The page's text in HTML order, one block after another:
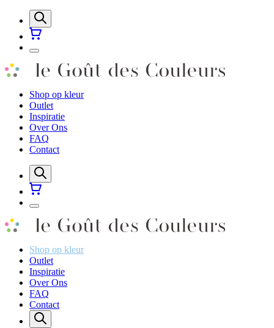
Shop op kleur
Outlet
Inspiratie
Over Ons
FAQ
Contact
Shop op kleur
Outlet
Inspiratie
Over Ons
FAQ
Contact